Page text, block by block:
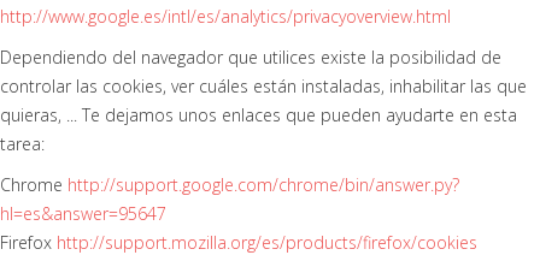
http://www.google.es/intl/es/analytics/privacyoverview.html
Dependiendo del navegador que utilices existe la posibilidad de
controlar las cookies, ver cuáles están instaladas, inhabilitar las que
quieras, ... Te dejamos unos enlaces que pueden ayudarte en esta
tarea:
Chrome http://support.google.com/chrome/bin/answer.py?
hl=es&answer=95647
Firefox http://support.mozilla.org/es/products/firefox/cookies